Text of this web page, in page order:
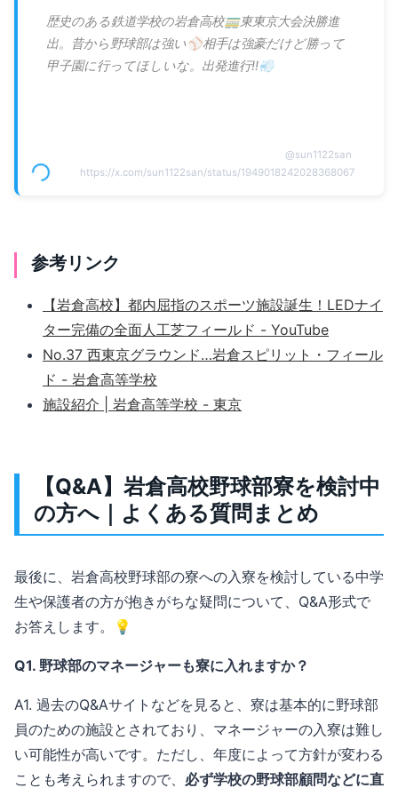
歴史のある鉄道学校の岩倉高校🚃東東京大会決勝進
出。昔から野球部は強い⚾相手は強豪だけど勝って
甲子園に行ってほしいな。出発進行‼️💨
@sun1122san
https://x.com/sun1122san/status/1949018242028368067
参考リンク
【岩倉高校】都内屈指のスポーツ施設誕生！LEDナイ
ター完備の全面人工芝フィールド - YouTube
No.37 西東京グラウンド…岩倉スピリット・フィール
ド - 岩倉高等学校
施設紹介 | 岩倉高等学校 - 東京
【Q&A】岩倉高校野球部寮を検討中
の方へ｜よくある質問まとめ
最後に、岩倉高校野球部の寮への入寮を検討している中学
生や保護者の方が抱きがちな疑問について、Q&A形式で
お答えします。💡
Q1. 野球部のマネージャーも寮に入れますか？
A1. 過去のQ&Aサイトなどを見ると、寮は基本的に野球部
員のための施設とされており、マネージャーの入寮は難し
い可能性が高いです。ただし、年度によって方針が変わる
ことも考えられますので、 必ず学校の野球部顧問などに直